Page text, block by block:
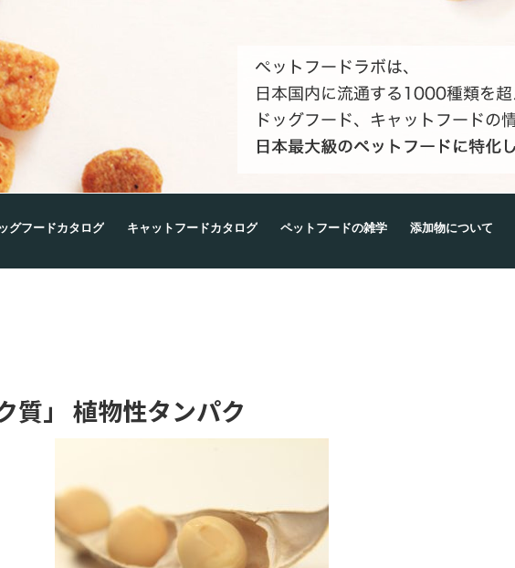
グフードカタログ キャットフードカタログ ペットフードの雑学 添加物について
質」 植物性タンパク